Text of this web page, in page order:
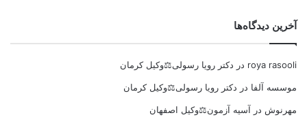
آخرین دیدگاه‌ها
roya rasooli در دکتر رویا رسولی⚖️وکیل کرمان
موسسه آلفا در دکتر رویا رسولی⚖️وکیل کرمان
مهرنوش در آسیه آزمون⚖️وکیل اصفهان